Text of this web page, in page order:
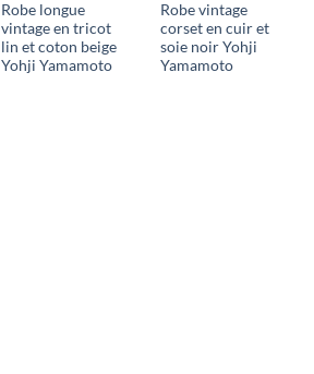
Robe longue
vintage en tricot
lin et coton beige
Yohji Yamamoto
Robe vintage
corset en cuir et
soie noir Yohji
Yamamoto